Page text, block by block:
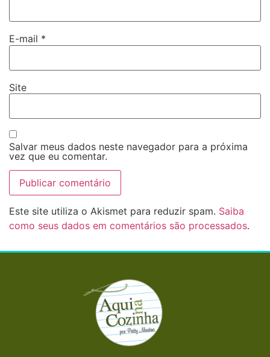
E-mail *
Site
Salvar meus dados neste navegador para a próxima
vez que eu comentar.
Este site utiliza o Akismet para reduzir spam. Saiba
como seus dados em comentários são processados.